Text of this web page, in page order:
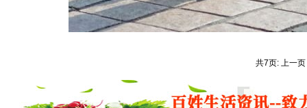
共7页: 上一